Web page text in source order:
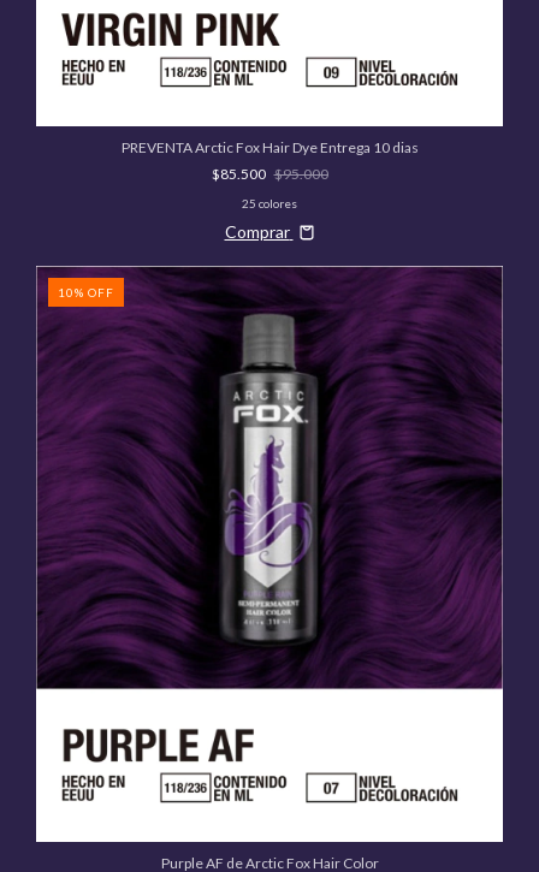
PREVENTA Arctic Fox Hair Dye Entrega 10 dias
$85.500 $95.000
25 colores
Comprar
10% OFF
Purple AF de Arctic Fox Hair Color